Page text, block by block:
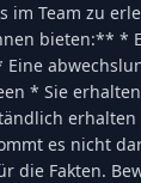
im Team zu
bieten:** *
* Sie
es nicht
die Fakten.